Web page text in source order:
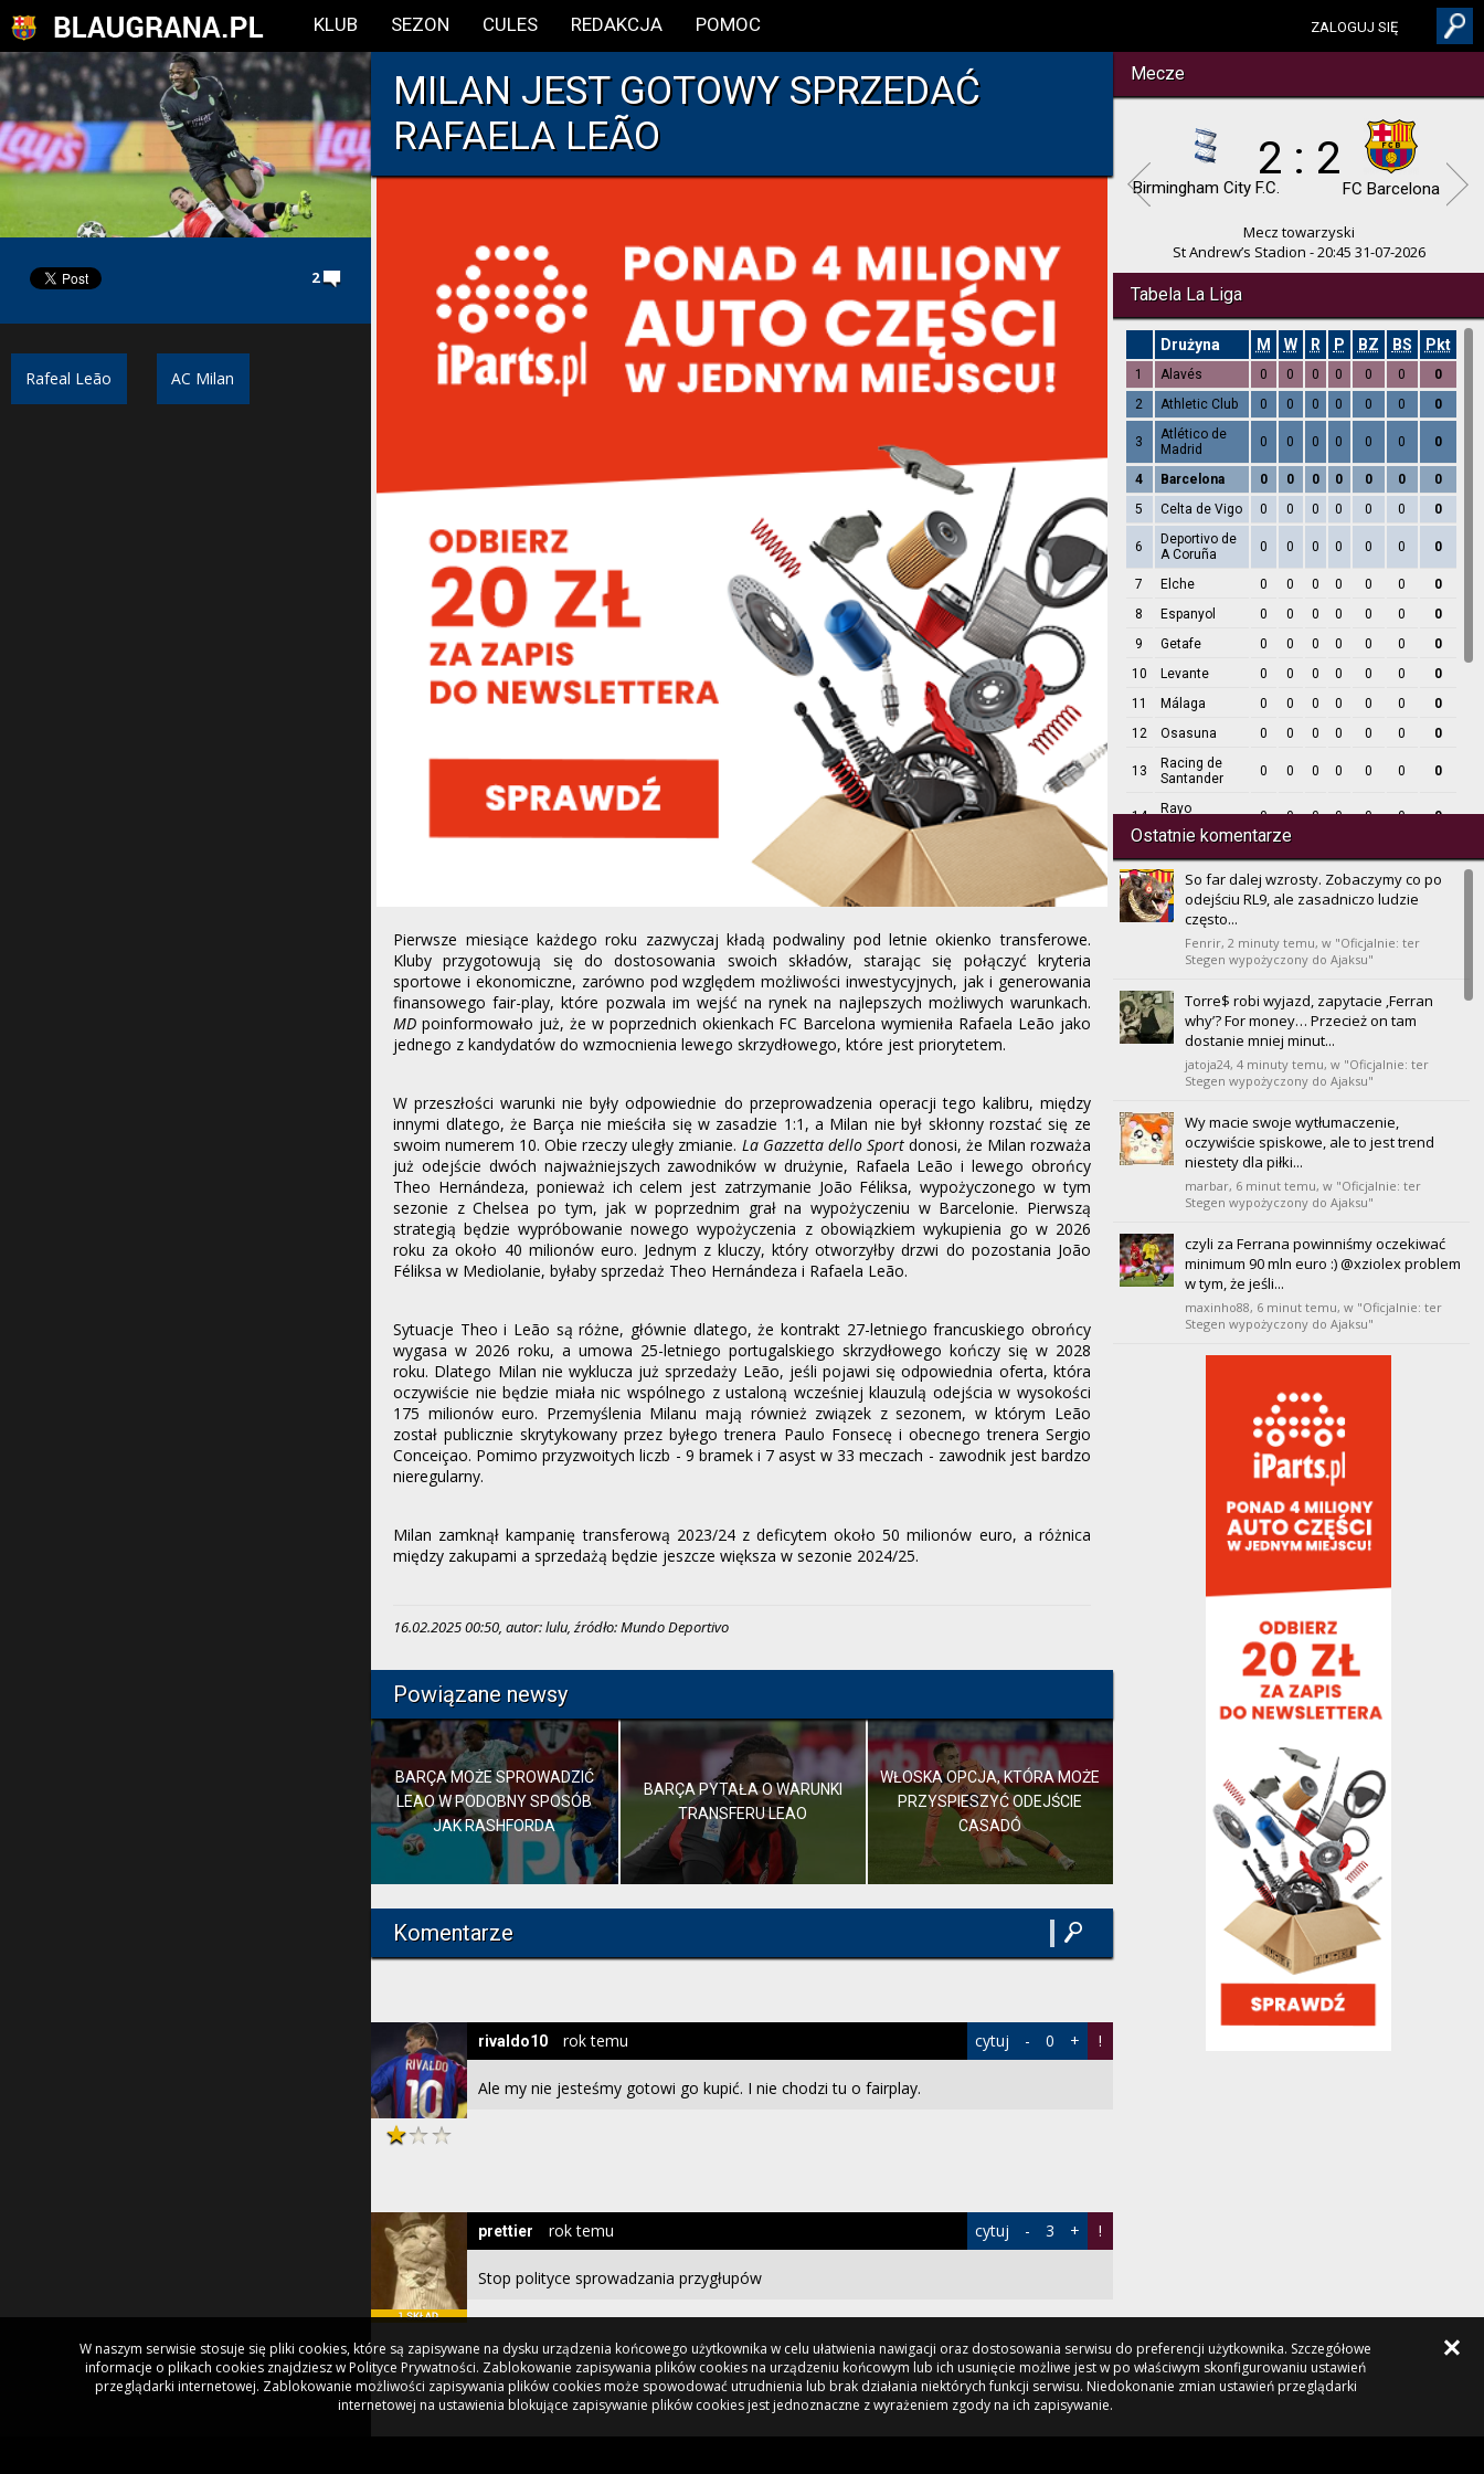
KLUB SEZON CULES REDAKCJA POMOC ZALOGUJ SIĘ
2
Rafeal Leão AC Milan
MILAN JEST GOTOWY SPRZEDAĆ
RAFAELA LEÃO
Pierwsze miesiące każdego roku zazwyczaj kładą podwaliny pod letnie okienko transferowe.
Kluby przygotowują się do dostosowania swoich składów, starając się połączyć kryteria
sportowe i ekonomiczne, zarówno pod względem możliwości inwestycyjnych, jak i generowania
finansowego fair-play, które pozwala im wejść na rynek na najlepszych możliwych warunkach.
MDpoinformowało już, że w poprzednich okienkach FC Barcelona wymieniła Rafaela Leão jako
jednego z kandydatów do wzmocnienia lewego skrzydłowego, które jest priorytetem.
W przeszłości warunki nie były odpowiednie do przeprowadzenia operacji tego kalibru, między
innymi dlatego, że Barça nie mieściła się w zasadzie 1:1, a Milan nie był skłonny rozstać się ze
swoim numerem 10. Obie rzeczy uległy zmianie. La Gazzetta dello Sport donosi, że Milan rozważa
już odejście dwóch najważniejszych zawodników w drużynie, Rafaela Leão i lewego obrońcy
Theo Hernándeza, ponieważ ich celem jest zatrzymanie João Féliksa, wypożyczonego w tym
sezonie z Chelsea po tym, jak w poprzednim grał na wypożyczeniu w Barcelonie. Pierwszą
strategią będzie wypróbowanie nowego wypożyczenia z obowiązkiem wykupienia go w 2026
roku za około 40 milionów euro. Jednym z kluczy, który otworzyłby drzwi do pozostania João
Féliksa w Mediolanie, byłaby sprzedaż Theo Hernándeza i Rafaela Leão.
Sytuacje Theo i Leão są różne, głównie dlatego, że kontrakt 27-letniego francuskiego obrońcy
wygasa w 2026 roku, a umowa 25-letniego portugalskiego skrzydłowego kończy się w 2028
roku. Dlatego Milan nie wyklucza już sprzedaży Leão, jeśli pojawi się odpowiednia oferta, która
oczywiście nie będzie miała nic wspólnego z ustaloną wcześniej klauzulą odejścia w wysokości
175 milionów euro. Przemyślenia Milanu mają również związek z sezonem, w którym Leão
został publicznie skrytykowany przez byłego trenera Paulo Fonsecę i obecnego trenera Sergio
Conceiçao. Pomimo przyzwoitych liczb - 9 bramek i 7 asyst w 33 meczach - zawodnik jest bardzo
nieregularny.
Milan zamknął kampanię transferową 2023/24 z deficytem około 50 milionów euro, a różnica
między zakupami a sprzedażą będzie jeszcze większa w sezonie 2024/25.
16.02.2025 00:50, autor: lulu, źródło: Mundo Deportivo
Powiązane newsy
BARÇA MOŻE SPROWADZIĆ
LEAO W PODOBNY SPOSÓB
JAK RASHFORDA
BARÇA PYTAŁA O WARUNKI
TRANSFERU LEAO
WŁOSKA OPCJA, KTÓRA MOŻE
PRZYSPIESZYĆ ODEJŚCIE
CASADÓ
Mecze
Birmingham City F.C. FC Barcelona
2 : 2
Mecz towarzyski
St Andrew’s Stadion - 20:45 31-07-2026
Tabela La Liga
Drużyna M W R P BZ BS Pkt
1 Alavés 0 0 0 0 0 0
0
2
Athletic Club 0 0 0 0 0 0 0
3
Atlético de
Madrid
0 0 0 0 0 0 0
4 Barcelona 0 0 0 0 0 0
0
5
Celta de Vigo 0 0 0 0 0 0 0
6
Deportivo de
A Coruña
0 0 0 0 0 0 0
7 Elche 0 0 0 0 0 0
0
8
Espanyol 0 0 0 0 0 0
0
9
Getafe 0 0 0 0 0 0
0
10
Levante 0 0 0 0 0 0
0
11
Málaga 0 0 0 0 0 0
0
12
Osasuna 0 0 0 0 0 0 0
13
Racing de
Santander
0 0 0 0 0 0 0
14
Rayo
0 0 0 0 0 0 0
16
Real Madrid 0 0 0 0 0 0 0
17
Real
Sociedad
Sevilla 0 0 0 0 0
19
Valencia
20
Villarreal 0 0 0 0 0 0
Ostatnie komentarze
So far dalej wzrosty. Zobaczymy co po
odejściu RL9, ale zasadniczo ludzie
często...
Fenrir, 2 minuty temu, w "Oficjalnie: ter
Stegen wypożyczony do Ajaksu"
Torre$ robi wyjazd, zapytacie ‚Ferran
why’? For money… Przecież on tam
dostanie mniej minut...
jatoja24, 4 minuty temu, w "Oficjalnie: ter
Stegen wypożyczony do Ajaksu"
Wy macie swoje wytłumaczenie,
oczywiście spiskowe, ale to jest trend
niestety dla piłki...
marbar, 6 minut temu, w "Oficjalnie: ter
Stegen wypożyczony do Ajaksu"
czyli za Ferrana powinniśmy oczekiwać
minimum 90 mln euro :) @xziolex problem
w tym, że jeśli...
maxinho88, 6 minut temu, w "Oficjalnie: ter
Stegen wypożyczony do Ajaksu"
14 minut temu
, w "Oficjalnie: ter
Stegen wypożyczony do Ajaksu"
wczoraj gdzies widzialem ze koles pisal o
sparingu milanu z interem ze ogladal na
tik toku ze...
LARRY,15 minut temu, w "Oficjalnie: ter
Stegen wypożyczony do Ajaksu"
byłem kilka dni w Hiszpanii i widziałem
koszulkach...
koriolan2,16 minut temu, w "Oficjalnie: ter
Stegen wypożyczony do Ajaksu"
U mnie wczoraj było 38. Dlatego
dziejsze 33-34 tym...
16 minut temu
, w "Polityczne
spory i zawiłości"
Sytuacja z „9” robi się tragiczna, z jednej
strony nie ma opcji na rynku, główny cel...
19 minut temu, w "Oficjalnie: ter
Stegen wypożyczony do Ajaksu"
La Liga skończyłaby podobnie gdyby
spełniło się tutejsze marzenie czyli
likwidacja RM :) ...
20 minut temu, w "Oficjalnie: ter
Stegen wypożyczony do Ajaksu"
Stegen wypożyczony do Ajaksu"
Np. tylko wówczas gdy jest pozytywna
opinia sądów obu instancji, jeśli były dwie
zawiłości"
Komentarze
Ale my nie jesteśmy gotowi go kupić. I nie chodzi tu o fairplay.
rivaldo10 rok temu cytuj - 0 + !
Stop polityce sprowadzania przygłupów
prettier rok temu cytuj - 3 + !
W naszym serwisie stosuje się pliki cookies, które są zapisywane na dysku urządzenia końcowego użytkownika w celu ułatwienia nawigacji oraz dostosowania serwisu do preferencji użytkownika. Szczegółowe
informacje o plikach cookies znajdziesz w Polityce Prywatności. Zablokowanie zapisywania plików cookies na urządzeniu końcowym lub ich usunięcie możliwe jest w po właściwym skonfigurowaniu ustawień
przeglądarki internetowej. Zablokowanie możliwości zapisywania plików cookies może spowodować utrudnienia lub brak działania niektórych funkcji serwisu. Niedokonanie zmian ustawień przeglądarki
internetowej na ustawienia blokujące zapisywanie plików cookies jest jednoznaczne z wyrażeniem zgody na ich zapisywanie.